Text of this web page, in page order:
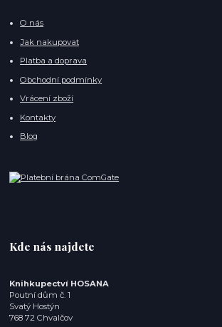
O nás
Jak nakupovat
Platba a doprava
Obchodní podmínky
Vrácení zboží
Kontakty
Blog
Kde nás najdete
Knihkupectví HOSANA
Poutní dům č. 1
Svatý Hostýn
768 72 Chvalčov